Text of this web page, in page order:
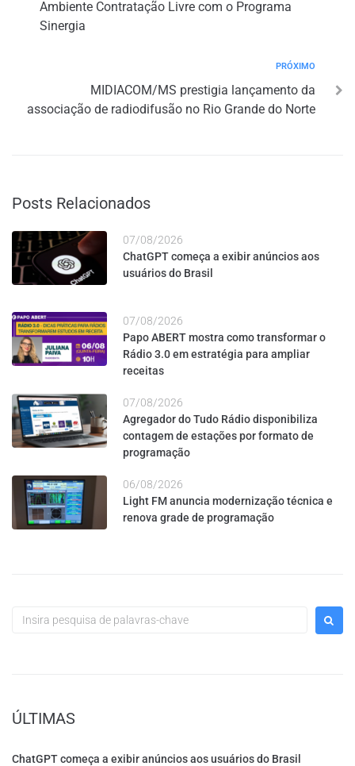
Ambiente Contratação Livre com o Programa
Sinergia
PRÓXIMO
MIDIACOM/MS prestigia lançamento da
associação de radiodifusão no Rio Grande do Norte
Posts Relacionados
07/08/2026
ChatGPT começa a exibir anúncios aos
usuários do Brasil
07/08/2026
Papo ABERT mostra como transformar o
Rádio 3.0 em estratégia para ampliar
receitas
07/08/2026
Agregador do Tudo Rádio disponibiliza
contagem de estações por formato de
programação
06/08/2026
Light FM anuncia modernização técnica e
renova grade de programação
ÚLTIMAS
ChatGPT começa a exibir anúncios aos usuários do Brasil